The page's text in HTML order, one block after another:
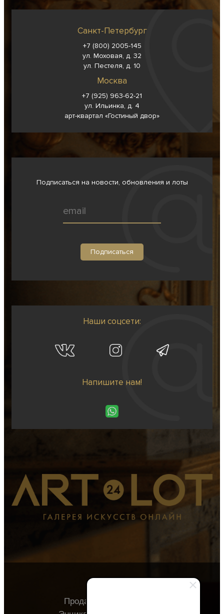
Санкт-Петербург
+7 (800) 2005-145
ул. Моховая, д. 32
ул. Пестеля, д. 10
Москва
+7 (925) 963-62-21
ул. Ильинка, д. 4
арт-квартал «Гостиный двор»
Подписаться на новости, обновления и лоты
Наши соцсети:
Напишите нам!
Продавцу